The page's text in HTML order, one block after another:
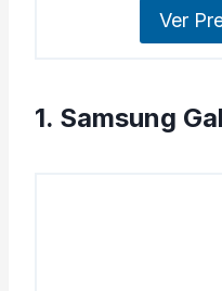
Ver
1. Samsung